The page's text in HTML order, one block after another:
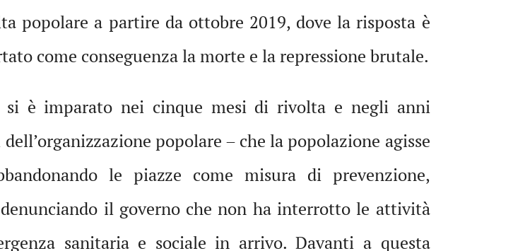
popolare a partire da ottobre 2019, dove la risposta è
come conseguenza la morte e la repressione brutale.
si è imparato nei cinque mesi di rivolta e negli anni
popolare – che la popolazione agisse
le piazze come misura di prevenzione,
il governo che non ha interrotto le attività
sanitaria e sociale in arrivo. Davanti a questa